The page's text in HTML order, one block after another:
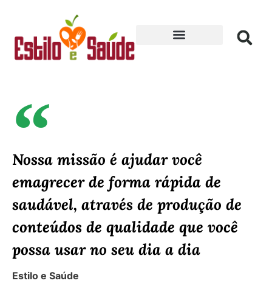
Nossa missão é ajudar você
emagrecer de forma rápida de
saudável, através de produção de
conteúdos de qualidade que você
possa usar no seu dia a dia
Estilo e Saúde